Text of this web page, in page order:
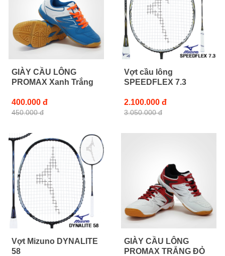
GIÀY CẦU LÔNG
PROMAX Xanh Trắng
400.000 đ
450.000 đ
Vợt cầu lông
SPEEDFLEX 7.3
2.100.000 đ
3.050.000 đ
Vợt Mizuno DYNALITE
58
GIÀY CẦU LÔNG
PROMAX TRẮNG ĐỎ